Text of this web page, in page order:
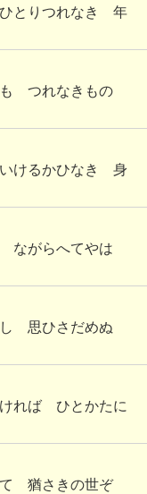
とりつれなき 年
つれなきもの
けるかひなき 身
ながらへてやは
思ひさだめぬ
れば ひとかたに
猶さきの世ぞ